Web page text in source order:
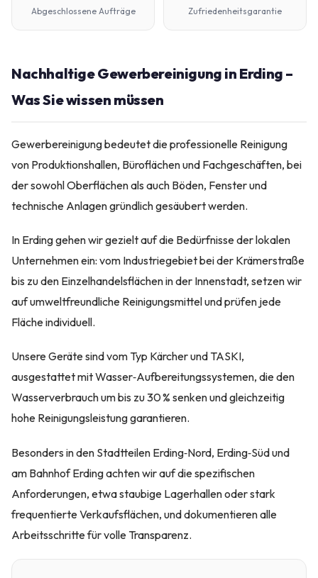
Abgeschlossene Aufträge Zufriedenheitsgarantie
Nachhaltige Gewerbereinigung in Erding –
Was Sie wissen müssen
Gewerbereinigung bedeutet die professionelle Reinigung
von Produktionshallen, Büroflächen und Fachgeschäften, bei
der sowohl Oberflächen als auch Böden, Fenster und
technische Anlagen gründlich gesäubert werden.
In Erding gehen wir gezielt auf die Bedürfnisse der lokalen
Unternehmen ein: vom Industriegebiet bei der Krämerstraße
bis zu den Einzelhandelsflächen in der Innenstadt, setzen wir
auf umweltfreundliche Reinigungsmittel und prüfen jede
Fläche individuell.
Unsere Geräte sind vom Typ Kärcher und TASKI,
ausgestattet mit Wasser‑Aufbereitungssystemen, die den
Wasserverbrauch um bis zu 30 % senken und gleichzeitig
hohe Reinigungsleistung garantieren.
Besonders in den Stadtteilen Erding‑Nord, Erding‑Süd und
am Bahnhof Erding achten wir auf die spezifischen
Anforderungen, etwa staubige Lagerhallen oder stark
frequentierte Verkaufsflächen, und dokumentieren alle
Arbeitsschritte für volle Transparenz.